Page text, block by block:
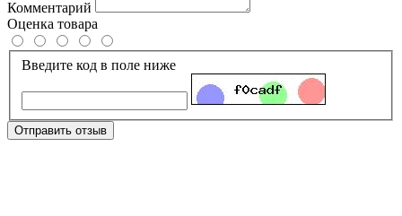
Комментарий
Оценка товара
Введите код в поле ниже
Отправить отзыв